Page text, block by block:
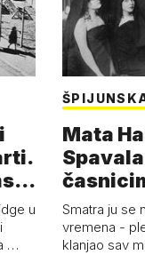
u
…
Mata
Smatra ju se
vremena -
klanjao sav